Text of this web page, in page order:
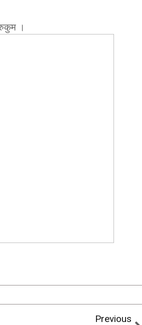
।
Previous